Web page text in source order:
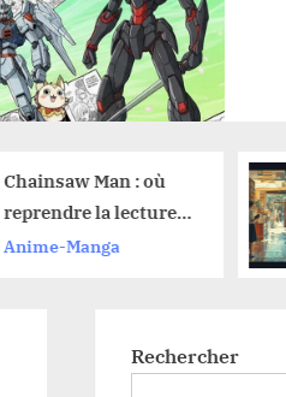
Man : où
la lecture
après avoir
film de l’arc de
Manga
Rechercher